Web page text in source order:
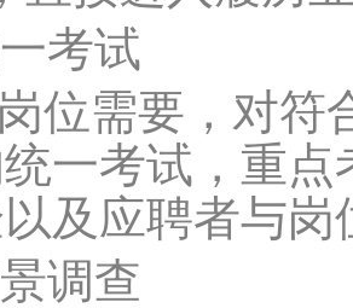
考试
位需要，对符
一考试，重
及应聘者与
调查